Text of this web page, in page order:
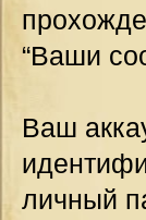
“Ваши
Ваш
личный